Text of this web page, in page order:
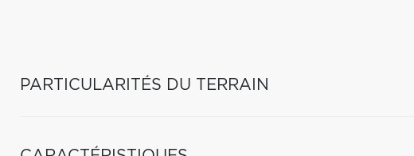
PARTICULARITÉS DU TERRAIN